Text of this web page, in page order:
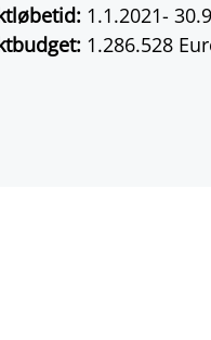
1.1.2021-
1.286.528